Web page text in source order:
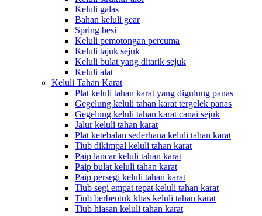
Keluli galas
Bahan keluli gear
Spring besi
Keluli pemotongan percuma
Keluli tajuk sejuk
Keluli bulat yang ditarik sejuk
Keluli alat
Keluli Tahan Karat
Plat keluli tahan karat yang digulung panas
Gegelung keluli tahan karat tergelek panas
Gegelung keluli tahan karat canai sejuk
Jalur keluli tahan karat
Plat ketebalan sederhana keluli tahan karat
Tiub dikimpal keluli tahan karat
Paip lancar keluli tahan karat
Paip bulat keluli tahan karat
Paip persegi keluli tahan karat
Tiub segi empat tepat keluli tahan karat
Tiub berbentuk khas keluli tahan karat
Tiub hiasan keluli tahan karat